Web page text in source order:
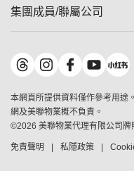
租盤
按揭計算機
負擔能力計算機
轉按計算機
繳款方式
歷史成交
屋苑成交排行榜
地區百科
屋苑專頁
美聯精英會
美善會
地產代理管理協會
申報已遞交的購樓意向登記
集團成員/聯屬公司
美聯物業
鋑聯控股*
美聯工商舖*
美聯中國
美聯澳門
美聯金融集團
本網頁所提供資料僅作參考用途
網及美聯物業概不負責。
©2026 美聯物業代理有限公司
免責聲明 私隱政策